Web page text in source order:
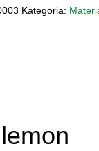
Kategoria: